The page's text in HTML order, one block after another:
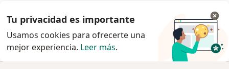
Facebook
se abre en una nueva
Tu privacidad es importante
Usamos cookies para ofrecerte una
mejor experiencia. Leer más.